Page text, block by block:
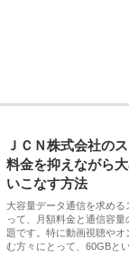
ＪＣＮ株式会社の
料金を抑えながら
いこなす方法
大容量データ通信を求める
って、月額料金と通信容
題です。特に動画視聴や
む方々にとって、60GBと